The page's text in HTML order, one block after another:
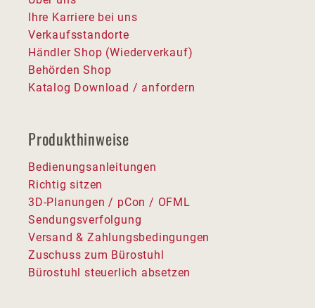
Ihre Karriere bei uns
Verkaufsstandorte
Händler Shop (Wiederverkauf)
Behörden Shop
Katalog Download / anfordern
Produkthinweise
Bedienungsanleitungen
Richtig sitzen
3D-Planungen / pCon / OFML
Sendungsverfolgung
Versand & Zahlungsbedingungen
Zuschuss zum Bürostuhl
Bürostuhl steuerlich absetzen